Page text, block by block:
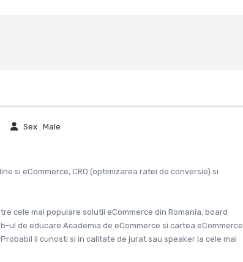
Sex : Male
si eCommerce, CRO (optimizarea ratei de conversie) si
cele mai populare solutii eCommerce din Romania, board
ul de educare Academia de eCommerce si cartea eCommerce
il cunosti si in calitate de jurat sau speaker la cele mai